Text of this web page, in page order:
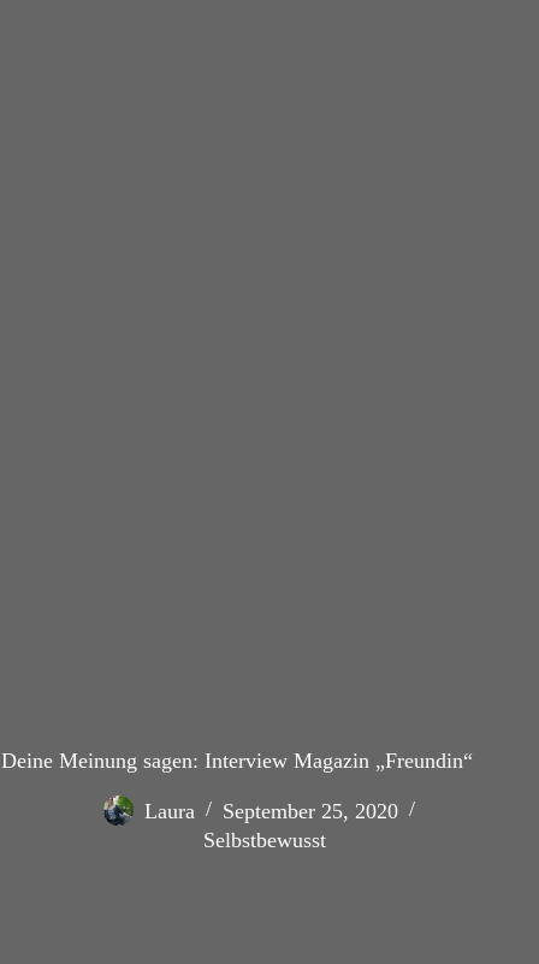
Deine Meinung sagen: Interview Magazin „Freundin“
Laura
September 25, 2020
Selbstbewusst